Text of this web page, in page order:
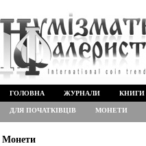
ГОЛОВНА ЖУРНАЛИ КНИГИ
ДЛЯ ПОЧАТКІВЦІВ МОНЕТИ
Монети